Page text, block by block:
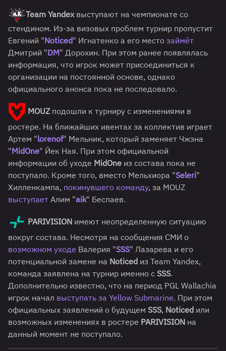
Team Yandexвыступают на чемпионате со
стендином. Из-за визовых проблем турнир пропустит
Евгений "Noticed" Игнатенко а его место займёт
Дмитрий "DM" Дорохин. При этом ранее появлялась
информация, что игрок может присоединиться к
организации на постоянной основе, однако
официального анонса пока не последовало.
MOUZподошли к турниру с изменениями в
ростере. На ближайших ивентах за коллектив играет
Артем "lorenof" Мельник, который заменяет Чжэна
"MidOne" Йек Ная. При этом официальной
информации об уходе MidOne из состава пока не
поступало. Кроме того, вместо Мельхиора "Seleri"
Хилленкампа, покинувшего команду, за MOUZ
выступает Алим "aik" Беспаев.
PARIVISION имеют неопределенную ситуацию
вокруг состава. Несмотря на сообщения СМИ о
возможном уходе Валерия "SSS" Лазарева и его
потенциальной замене на Noticed из Team Yandex,
команда заявлена на турнир именно с SSS.
Дополнительно известно, что на период PGL Wallachia
игрок начал выступать за Yellow Submarine. При этом
официальных заявлений о будущем SSS, Noticed или
возможных изменениях в ростере PARIVISION на
данный момент не поступало.